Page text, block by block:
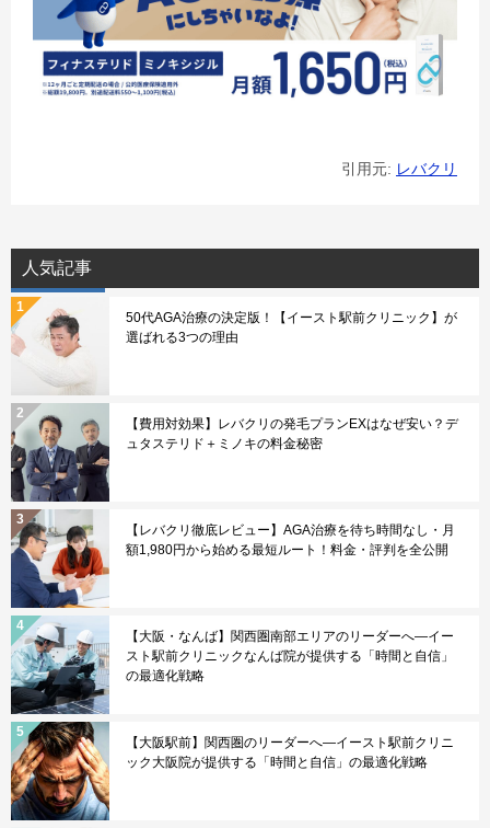
引用元: レバクリ
人気記事
50代AGA治療の決定版！【イースト駅前クリニック】が
選ばれる3つの理由
【費用対効果】レバクリの発毛プランEXはなぜ安い？デ
ュタステリド＋ミノキの料金秘密
【レバクリ徹底レビュー】AGA治療を待ち時間なし・月
額1,980円から始める最短ルート！料金・評判を全公開
【大阪・なんば】関西圏南部エリアのリーダーへ—イー
スト駅前クリニックなんば院が提供する「時間と自信」
の最適化戦略
【大阪駅前】関西圏のリーダーへ—イースト駅前クリニ
ック大阪院が提供する「時間と自信」の最適化戦略